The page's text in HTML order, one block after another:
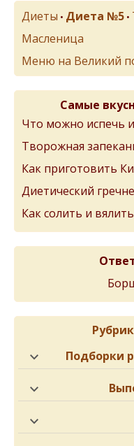
Диеты • Диета №5 •
Масленица
Меню на Великий
Самые
Что можно испечь
Творожная
Как приготовить
Диетический
Как солить и
Подборки